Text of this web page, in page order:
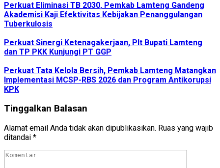
Perkuat Eliminasi TB 2030, Pemkab Lamteng Gandeng
Akademisi Kaji Efektivitas Kebijakan Penanggulangan
Tuberkulosis
Perkuat Sinergi Ketenagakerjaan, Plt Bupati Lamteng
dan TP PKK Kunjungi PT GGP
Perkuat Tata Kelola Bersih, Pemkab Lamteng Matangkan
Implementasi MCSP-RBS 2026 dan Program Antikorupsi
KPK
Tinggalkan Balasan
Alamat email Anda tidak akan dipublikasikan. Ruas yang wajib
ditandai *